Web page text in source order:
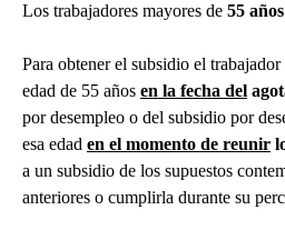
Los trabajadores mayores de 55 años
Para obtener el subsidio el
edad de 55 años en la fecha del
por desempleo o del subsidio por
esa edad en el momento de reunir
a un subsidio de los supuestos
anteriores o cumplirla durante su